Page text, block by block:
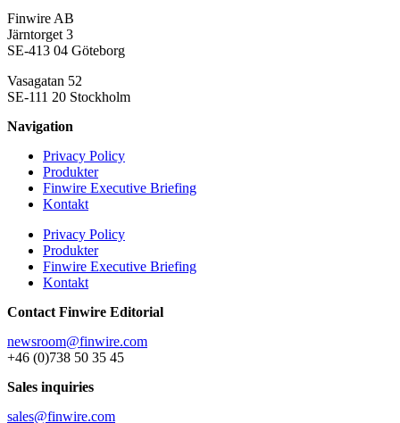
Finwire AB
Järntorget 3
SE-413 04 Göteborg
Vasagatan 52
SE-111 20 Stockholm
Navigation
Privacy Policy
Produkter
Finwire Executive Briefing
Kontakt
Privacy Policy
Produkter
Finwire Executive Briefing
Kontakt
Contact Finwire Editorial
newsroom@finwire.com
+46 (0)738 50 35 45
Sales inquiries
sales@finwire.com